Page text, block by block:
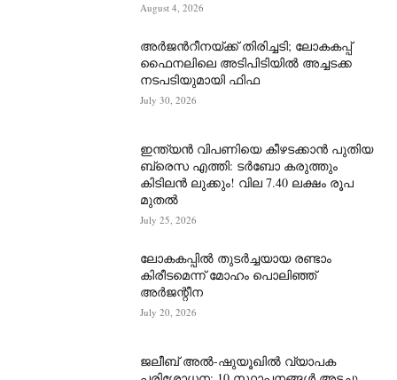
August 4, 2026
അർജന്‍റീനയ്ക്ക് തിരിച്ചടി; ലോകകപ്പ്
ഫൈനലിലെ അടിപിടിയിൽ അച്ചടക്ക
നടപടിയുമായി ഫിഫ
July 30, 2026
ഇന്ത്യൻ വിപണിയെ കീഴടക്കാന്‍ പുതിയ
ബ്രെസ എത്തി: ടർബോ കരുത്തും
കിടിലൻ ലുക്കും! വില 7.40 ലക്ഷം രൂപ
മുതൽ
July 25, 2026
ലോകകപ്പിൽ തുടർച്ചയായ രണ്ടാം
കിരീടമെന്ന് മോഹം പൊലിഞ്ഞ്
അർ‍ജന്റീന
July 20, 2026
ജലീബ് അൽ-ഷുയൂഖിൽ വ്യാപക